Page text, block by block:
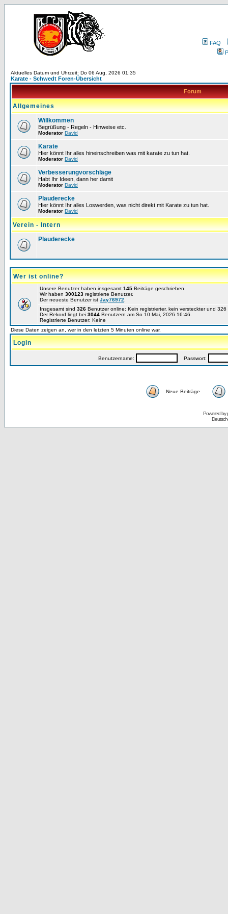
FAQ
Aktuelles Datum und Uhrzeit: Do 06 Aug, 2026 01:35
Karate - Schwedt Foren-Übersicht
Forum
Allgemeines
Willkommen
Begrüßung - Regeln - Hinweise etc.
Moderator David
Karate
Hier könnt Ihr alles hineinschreiben was mit karate zu tun hat.
Moderator David
Verbesserungvorschläge
Habt Ihr Ideen, dann her damit
Moderator David
Plauderecke
Hier könnt Ihr alles Loswerden, was nicht direkt mit Karate zu tun hat.
Moderator David
Verein - Intern
Plauderecke
Wer ist online?
Unsere Benutzer haben insgesamt 145 Beiträge geschrieben.
Wir haben 300123 registrierte Benutzer.
Der neueste Benutzer ist Jay76972
Insgesamt sind 326 Benutzer online: Kein registrierter, kein versteckter und
Der Rekord liegt bei 3044 Benutzern am So 10 Mai, 2026 16:46.
Registrierte Benutzer: Keine
Diese Daten zeigen an, wer in den letzten 5 Minuten online war.
Login
Benutzername: Passwort:
Neue Beiträge
Powered by